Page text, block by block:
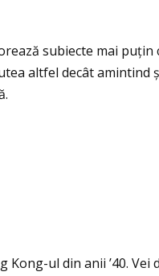
subiecte mai puţin
altfel decât amintind
ul din anii ’40. Vei